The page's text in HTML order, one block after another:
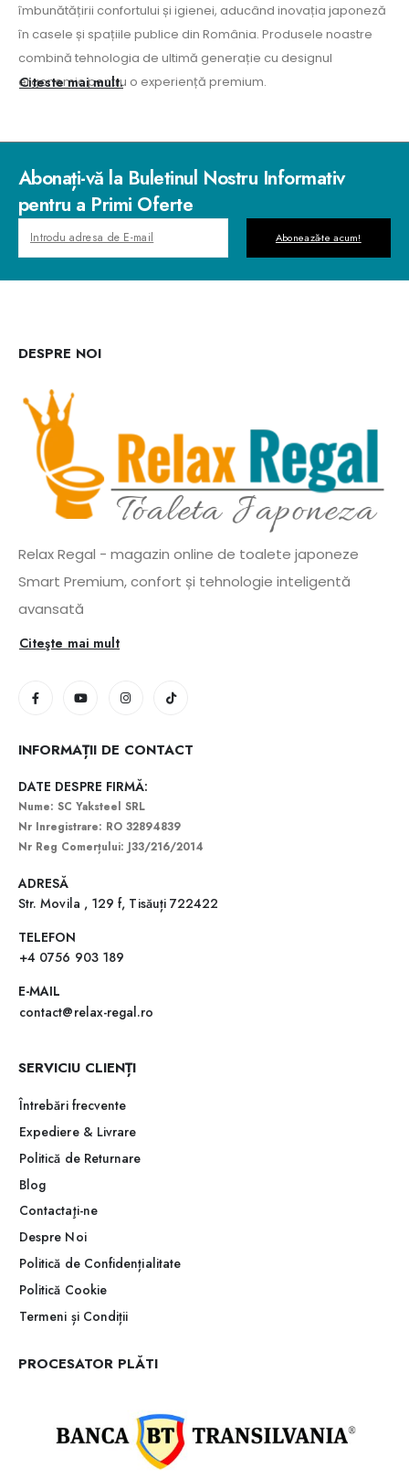
îmbunătățirii confortului și igienei, aducând inovația japoneză
în casele și spațiile publice din România. Produsele noastre
combină tehnologia de ultimă generație cu designul
ergonomic pentru o experiență premium.
Citeste mai mult.
Abonați-vă la Buletinul Nostru Informativ
pentru a Primi Oferte
Abonează-te acum!
DESPRE NOI
Relax Regal - magazin online de toalete japoneze
Smart Premium, confort și tehnologie inteligentă
avansată
Citeşte mai mult
INFORMAȚII DE CONTACT
DATE DESPRE FIRMĂ:
Nume: SC Yaksteel SRL
Nr Inregistrare: RO 32894839
Nr Reg Comerțului: J33/216/2014
ADRESĂ
Str. Movila , 129 f, Tisăuți 722422
TELEFON
+4 0756 903 189
E-MAIL
contact@relax-regal.ro
SERVICIU CLIENȚI
Întrebări frecvente
Expediere & Livrare
Politică de Returnare
Blog
Contactaţi-ne
Despre Noi
Politică de Confidențialitate
Politică Cookie
Termeni și Condiții
PROCESATOR PLĂTI